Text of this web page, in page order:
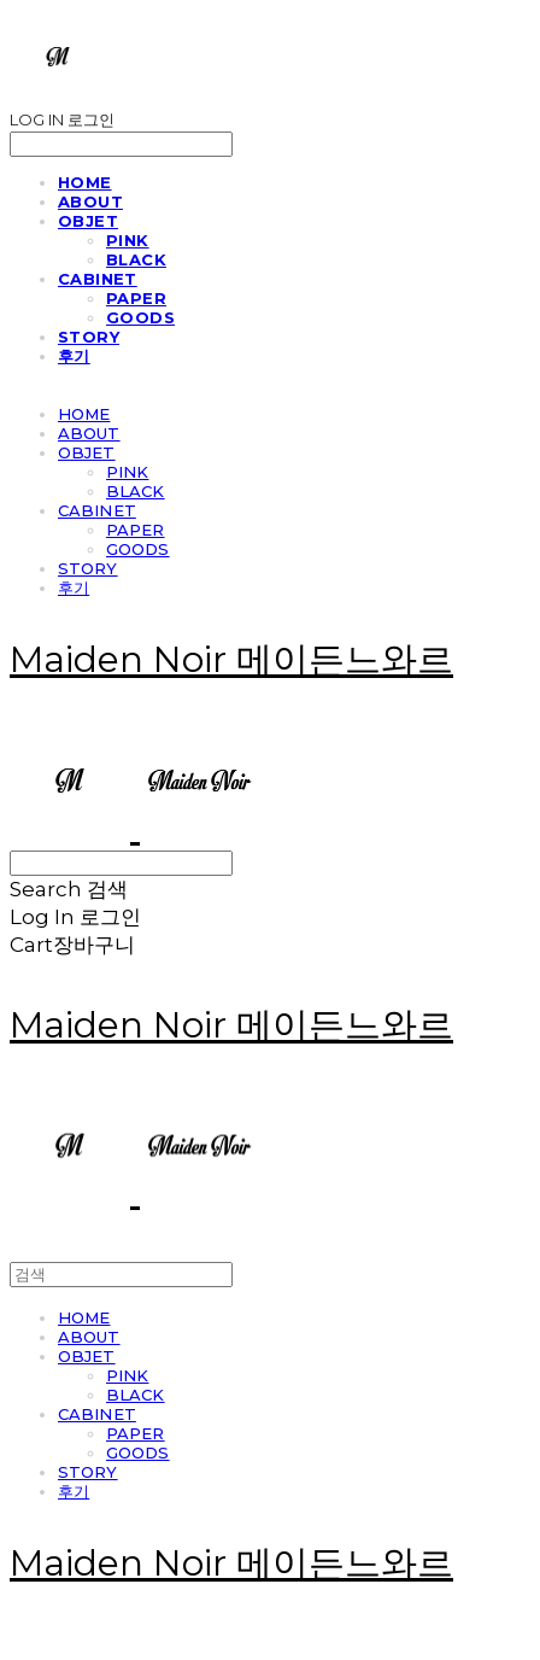
LOG IN 로그인
HOME
ABOUT
OBJET
PINK
BLACK
CABINET
PAPER
GOODS
STORY
후기
HOME
ABOUT
OBJET
PINK
BLACK
CABINET
PAPER
GOODS
STORY
후기
Maiden Noir 메이든느와르
Search 검색
Log In 로그인
Cart장바구니
Maiden Noir 메이든느와르
HOME
ABOUT
OBJET
PINK
BLACK
CABINET
PAPER
GOODS
STORY
후기
Maiden Noir 메이든느와르